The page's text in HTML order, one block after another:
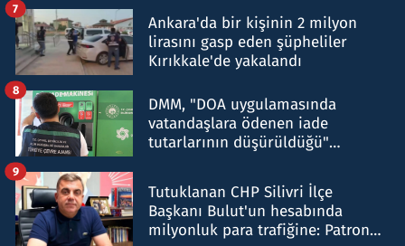
Ankara'da bir kişinin 2 milyon
lirasını gasp eden şüpheliler
Kırıkkale'de yakalandı
7
DMM, "DOA uygulamasında
vatandaşlara ödenen iade
tutarlarının düşürüldüğü"
8
Tutuklanan CHP Silivri İlçe
Başkanı Bulut'un hesabında
milyonluk para trafiğine: Patron
9